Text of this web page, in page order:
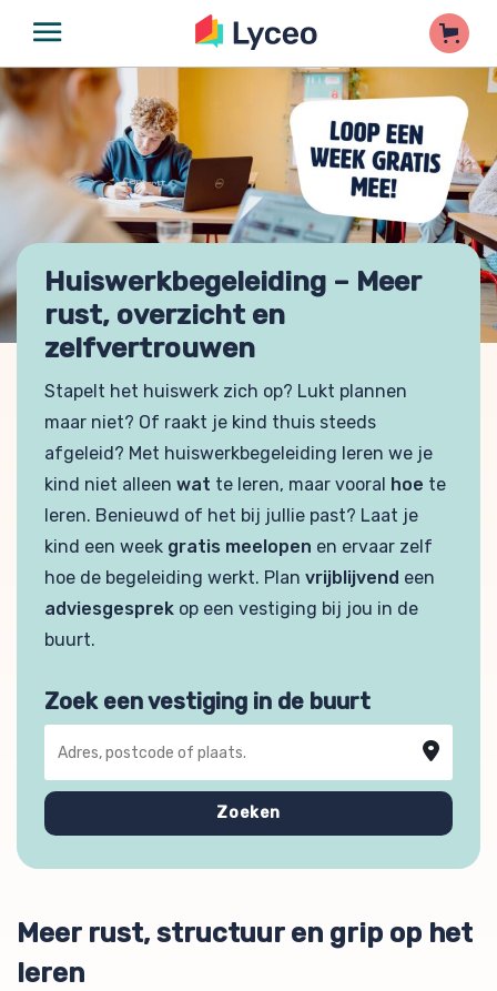
Huiswerkbegeleiding – Meer
rust, overzicht en
zelfvertrouwen
Stapelt het huiswerk zich op? Lukt plannen
maar niet? Of raakt je kind thuis steeds
afgeleid? Met huiswerkbegeleiding leren we je
kind niet alleen wat te leren, maar vooral hoe te
leren. Benieuwd of het bij jullie past? Laat je
kind een week gratis meelopen en ervaar zelf
hoe de begeleiding werkt. Plan vrijblijvend een
adviesgesprek op een vestiging bij jou in de
buurt.
Zoek een vestiging in de buurt
Zoeken
Meer rust, structuur en grip op het
leren